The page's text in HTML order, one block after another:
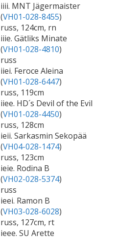
iiii. MNT Jägermaister
(VH01-028-8455)
russ, 124cm, rn
iiie. Gätliks Minate
(VH01-028-4810)
russ
iiei. Feroce Aleina
(VH01-028-6447)
russ, 119cm
iiee. HD´s Devil of the Evil
(VH01-028-4450)
russ, 128cm
ieii. Sarkasmin Sekopää
(VH04-028-1474)
russ, 123cm
ieie. Rodina B
(VH02-028-5374)
russ
ieei. Ramon B
(VH03-028-6028)
russ, 127cm, rt
ieee. SU Arette